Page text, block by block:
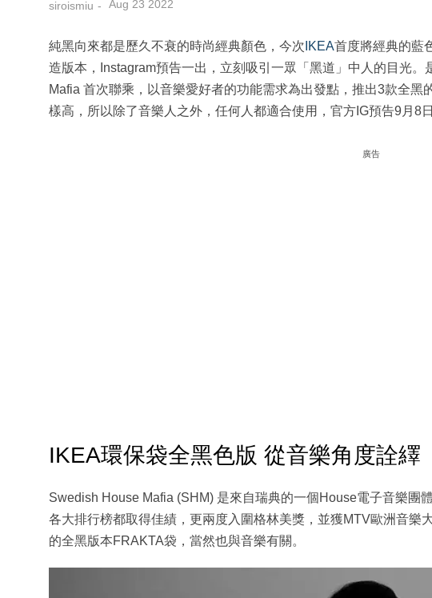
siroismiu Aug 23 2022
純黑向來都是歷久不衰的時尚經典顏色，今次 IKEA首度將經典的藍
造版本，Instagram預告一出，立刻吸引一眾「黑道」中人的目光
Mafia 首次聯乘，以音樂愛好者的功能需求為出發點，推出3款全黑
樣高，所以除了音樂人之外，任何人都適合使用，官方IG預告9月8
廣告
IKEA環保袋全黑色版 從音樂角度詮繹
Swedish House Mafia (SHM) 是來自瑞典的一個House電子音樂團
各大排行榜都取得佳績，更兩度入圍格林美獎，並獲MTV歐洲音樂
的全黑版本FRAKTA袋，當然也與音樂有關。